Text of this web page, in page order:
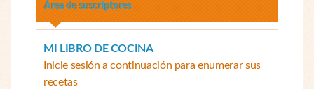
Área de suscriptores
MI LIBRO DE COCINA
Inicie sesión a continuación para enumerar sus
recetas